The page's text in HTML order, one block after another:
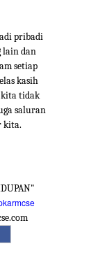
pribadi
lain dan
setiap
kasih
kita tidak
saluran
kita.